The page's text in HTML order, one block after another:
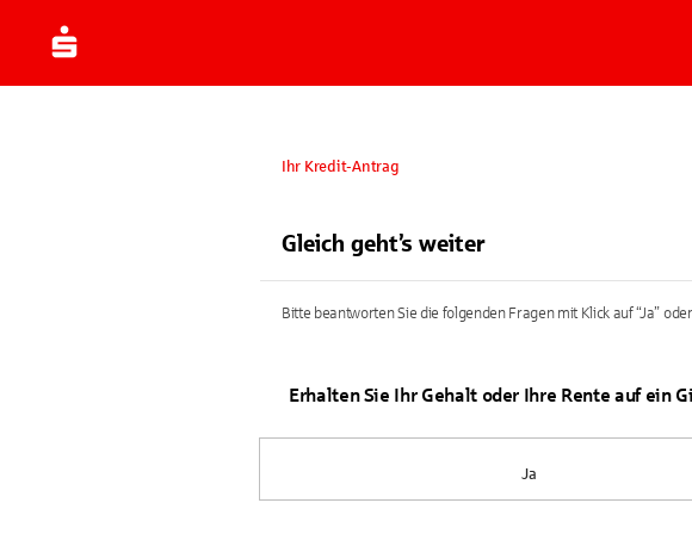
Ihr Kredit-Antrag
Gleich geht’s weiter
Bitte beantworten Sie die folgenden Fragen mit Klick auf “Ja” oder
Erhalten Sie Ihr Gehalt oder Ihre Rente auf ein
Ja